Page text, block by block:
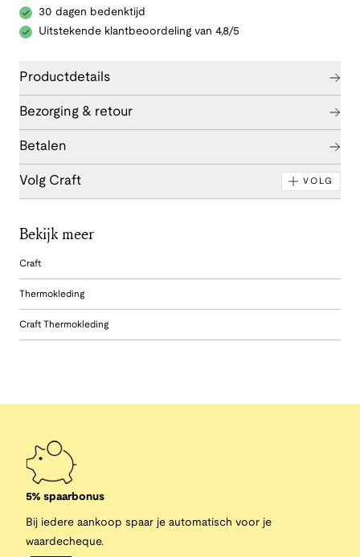
30 dagen bedenktijd
Uitstekende klantbeoordeling van 4,8/5
Productdetails
Bezorging & retour
Betalen
Volg Craft VOLG
Bekijk meer
Craft
Thermokleding
Craft Thermokleding
5% spaarbonus
Bij iedere aankoop spaar je automatisch voor je
waardecheque.